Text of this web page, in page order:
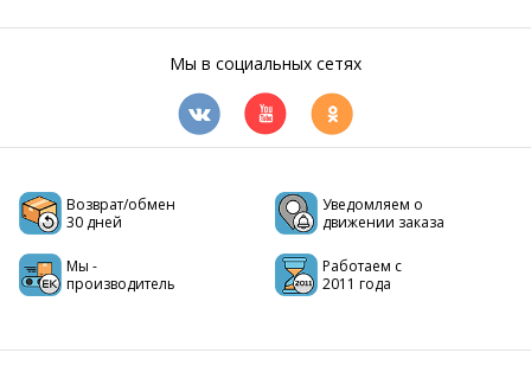
Мы в социальных сетях
Возврат/обмен
30 дней
Уведомляем о
движении заказа
Мы -
производитель
Работаем с
2011 года